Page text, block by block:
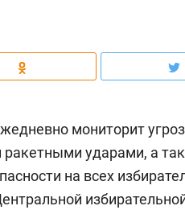
мониторит
ракетными ударами, а
на всех